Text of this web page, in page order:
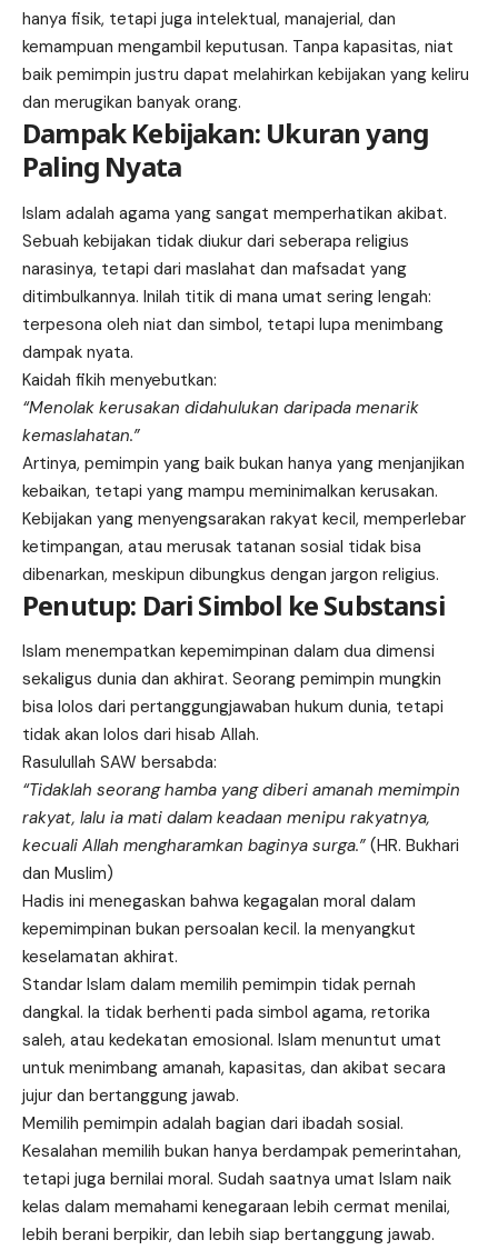
hanya fisik, tetapi juga intelektual, manajerial, dan
kemampuan mengambil keputusan. Tanpa kapasitas, niat
baik pemimpin justru dapat melahirkan kebijakan yang keliru
dan merugikan banyak orang.
Dampak Kebijakan: Ukuran yang
Paling Nyata
Islam adalah agama yang sangat memperhatikan akibat.
Sebuah kebijakan tidak diukur dari seberapa religius
narasinya, tetapi dari maslahat dan mafsadat yang
ditimbulkannya. Inilah titik di mana umat sering lengah:
terpesona oleh niat dan simbol, tetapi lupa menimbang
dampak nyata.
Kaidah fikih menyebutkan:
“Menolak kerusakan didahulukan daripada menarik
kemaslahatan.”
Artinya, pemimpin yang baik bukan hanya yang menjanjikan
kebaikan, tetapi yang mampu meminimalkan kerusakan.
Kebijakan yang menyengsarakan rakyat kecil, memperlebar
ketimpangan, atau merusak tatanan sosial tidak bisa
dibenarkan, meskipun dibungkus dengan jargon religius.
Penutup: Dari Simbol ke Substansi
Islam menempatkan kepemimpinan dalam dua dimensi
sekaligus dunia dan akhirat. Seorang pemimpin mungkin
bisa lolos dari pertanggungjawaban hukum dunia, tetapi
tidak akan lolos dari hisab Allah.
Rasulullah SAW bersabda:
“Tidaklah seorang hamba yang diberi amanah memimpin
rakyat, lalu ia mati dalam keadaan menipu rakyatnya,
kecuali Allah mengharamkan baginya surga.” (HR. Bukhari
dan Muslim)
Hadis ini menegaskan bahwa kegagalan moral dalam
kepemimpinan bukan persoalan kecil. Ia menyangkut
keselamatan akhirat.
Standar Islam dalam memilih pemimpin tidak pernah
dangkal. Ia tidak berhenti pada simbol agama, retorika
saleh, atau kedekatan emosional. Islam menuntut umat
untuk menimbang amanah, kapasitas, dan akibat secara
jujur dan bertanggung jawab.
Memilih pemimpin adalah bagian dari ibadah sosial.
Kesalahan memilih bukan hanya berdampak pemerintahan,
tetapi juga bernilai moral. Sudah saatnya umat Islam naik
kelas dalam memahami kenegaraan lebih cermat menilai,
lebih berani berpikir, dan lebih siap bertanggung jawab.